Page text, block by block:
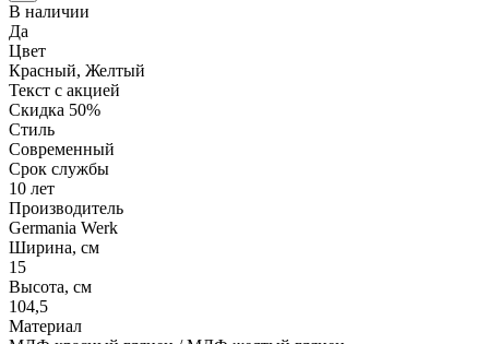
В наличии
Да
Цвет
Красный, Желтый
Текст с акцией
Скидка 50%
Стиль
Современный
Срок службы
10 лет
Производитель
Germania Werk
Ширина, см
15
Высота, см
104,5
Материал